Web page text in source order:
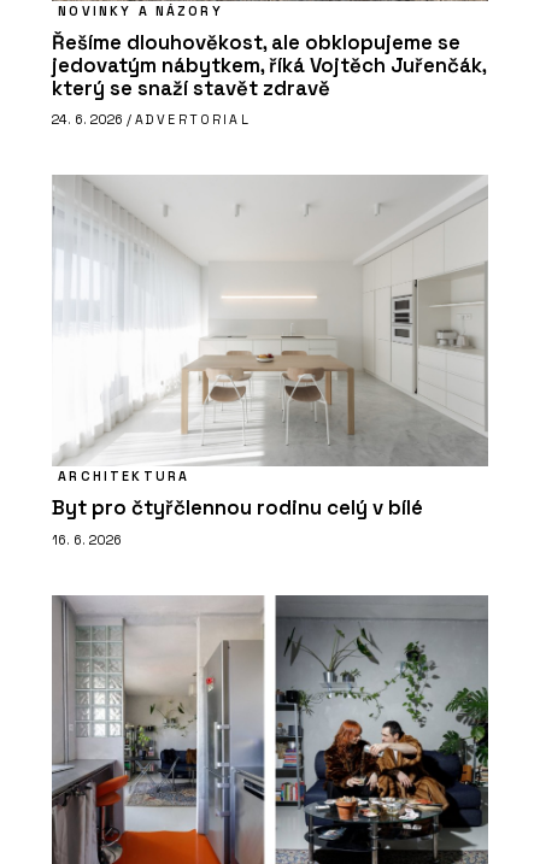
NOVINKY A NÁZORY
Řešíme dlouhověkost, ale obklopujeme se
jedovatým nábytkem, říká Vojtěch Juřenčák,
který se snaží stavět zdravě
24. 6. 2026 / ADVERTORIAL
ARCHITEKTURA
Byt pro čtyřčlennou rodinu celý v bílé
16. 6. 2026